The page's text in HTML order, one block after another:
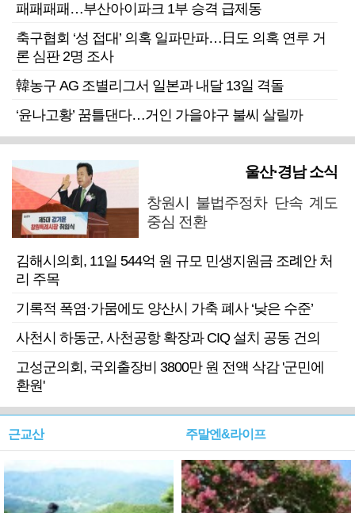
패패패패…부산아이파크 1부 승격 급제동
축구협회 ‘성 접대’ 의혹 일파만파…日도 의혹 연루 거
론 심판 2명 조사
韓농구 AG 조별리그서 일본과 내달 13일 격돌
‘윤나고황’ 꿈틀댄다…거인 가을야구 불씨 살릴까
울산·경남 소식
창원시 불법주정차 단속 계도
중심 전환
김해시의회, 11일 544억 원 규모 민생지원금 조례안 처
리 주목
기록적 폭염·가뭄에도 양산시 가축 폐사 ‘낮은 수준’
사천시 하동군, 사천공항 확장과 CIQ 설치 공동 건의
고성군의회, 국외출장비 3800만 원 전액 삭감 '군민에
환원'
근교산 주말엔&라이프